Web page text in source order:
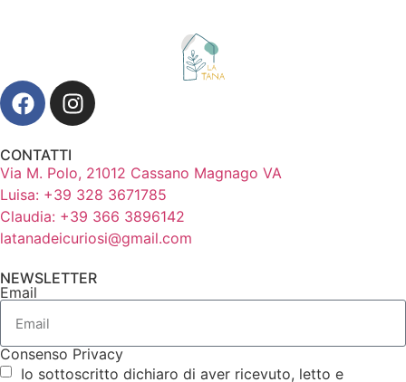
CONTATTI
Via M. Polo, 21012 Cassano Magnago VA
Luisa: +39 328 3671785
Claudia: +39 366 3896142
latanadeicuriosi@gmail.com
NEWSLETTER
Email
Consenso Privacy
Io sottoscritto dichiaro di aver ricevuto, letto e